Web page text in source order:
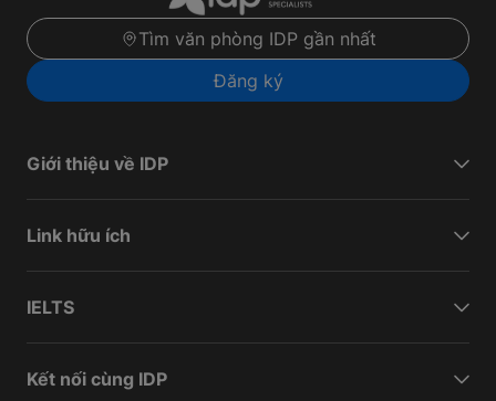
Tìm văn phòng IDP gần nhất
Đăng ký
Giới thiệu về IDP
Link hữu ích
IELTS
Kết nối cùng IDP